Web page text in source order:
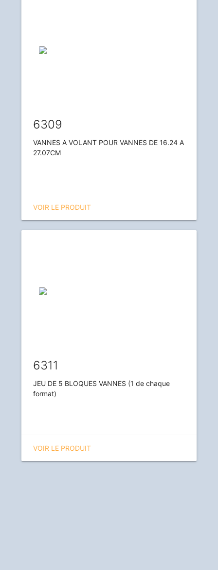
6309
VANNES A VOLANT POUR VANNES DE 16.24 A
27.07CM
VOIR LE PRODUIT
6311
JEU DE 5 BLOQUES VANNES (1 de chaque
format)
VOIR LE PRODUIT